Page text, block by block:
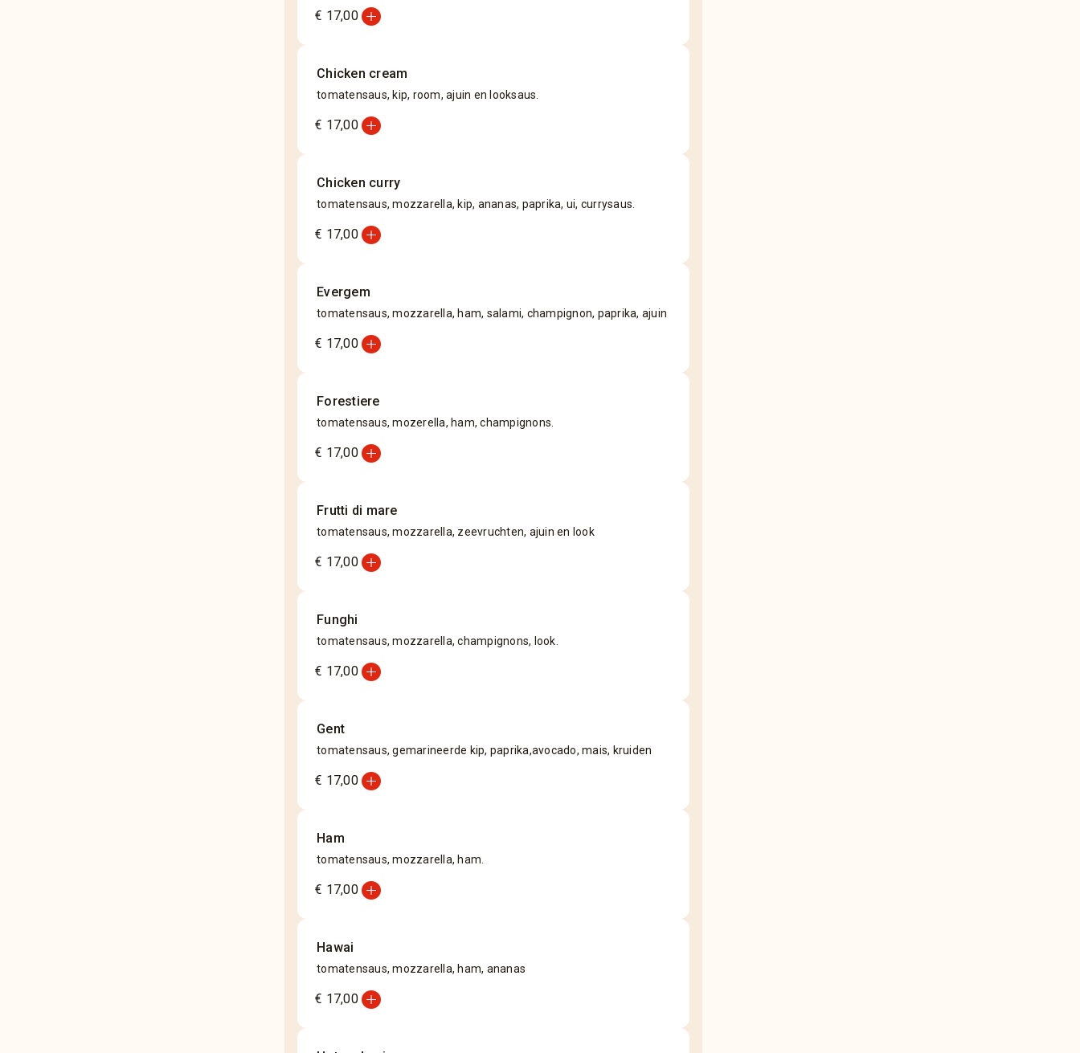
€ 17,00add_circle
Chicken cream
tomatensaus, kip, room, ajuin en looksaus.
€ 17,00add_circle
Chicken curry
tomatensaus, mozzarella, kip, ananas, paprika, ui, currysaus.
€ 17,00add_circle
Evergem
tomatensaus, mozzarella, ham, salami, champignon, paprika, ajuin
€ 17,00add_circle
Forestiere
tomatensaus, mozerella, ham, champignons.
€ 17,00add_circle
Frutti di mare
tomatensaus, mozzarella, zeevruchten, ajuin en look
€ 17,00add_circle
Funghi
tomatensaus, mozzarella, champignons, look.
€ 17,00add_circle
Gent
tomatensaus, gemarineerde kip, paprika,avocado, mais, kruiden
€ 17,00add_circle
Ham
tomatensaus, mozzarella, ham.
€ 17,00add_circle
Hawai
tomatensaus, mozzarella, ham, ananas
€ 17,00add_circle